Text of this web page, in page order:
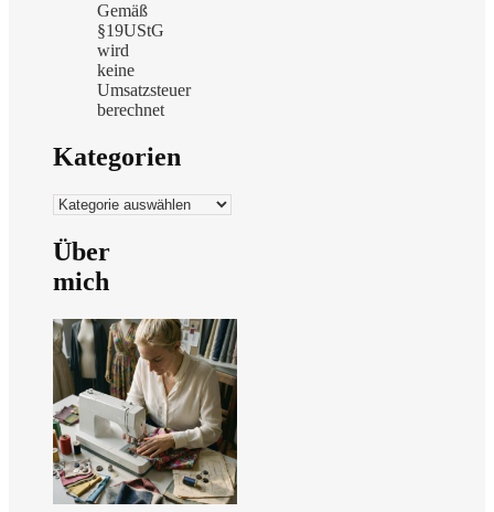
Gemäß
§19UStG
wird
keine
Umsatzsteuer
berechnet
Kategorien
Kategorien
Über
mich